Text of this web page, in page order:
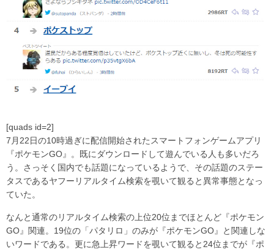
[quads id=2]
7月22日の10時過ぎに配信開始されたスマートフォンゲームアプリ
『ポケモンGO』。既にダウンロードして遊んでいる人も多いだろ
う。さっそく国内でも話題になっているようで、その話題のステー
タスであるヤフーリアルタイム検索を覗いて観ると異常事態となっ
ていた。
なんと通常のリアルタイム検索の上位20位までほとんど『ポケモン
GO』関連。19位の「パタリロ」のみが『ポケモンGO』と関連しな
いワードである。更に急上昇ワードを覗いて観ると24位までが『ポ